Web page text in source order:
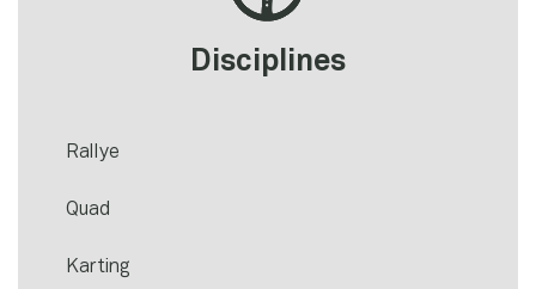
Disciplines
Rallye
Quad
Karting